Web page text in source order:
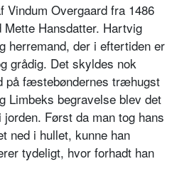
Vindum Overgaard fra 1486
Hansdatter. Hartvig
herremand, der i eftertiden er
grådig. Det skyldes nok
på fæstebøndernes træhugst
Limbeks begravelse blev det
Først da man tog hans
ned i hullet, kunne han
tydeligt, hvor forhadt han